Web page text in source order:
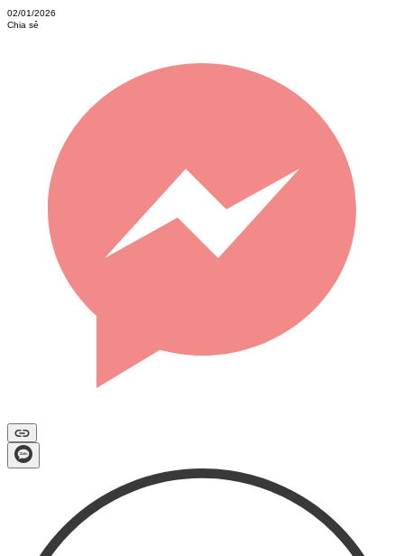
02/01/2026
Chia sẻ